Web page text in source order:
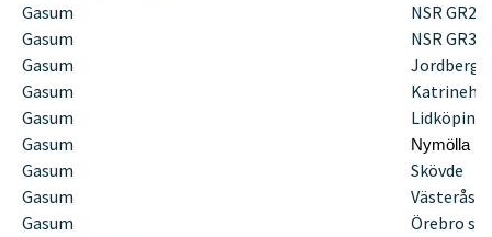
Gasum
NSR GR2
Gasum
NSR GR3
Gasum
Jordberga
Gasum
Gasum
Lidköping
Gasum
Nymölla
Gasum
Skövde
Gasum
Västerås
Gasum
Örebro